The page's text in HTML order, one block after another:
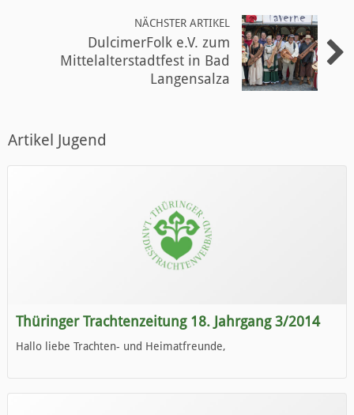
NÄCHSTER ARTIKEL
DulcimerFolk e.V. zum
Mittelalterstadtfest in Bad
Langensalza
Artikel Jugend
Thüringer Trachtenzeitung 18. Jahrgang 3/2014
Hallo liebe Trachten- und Heimatfreunde,
Wir wünschen Euch viel Spaß beim Lesen.